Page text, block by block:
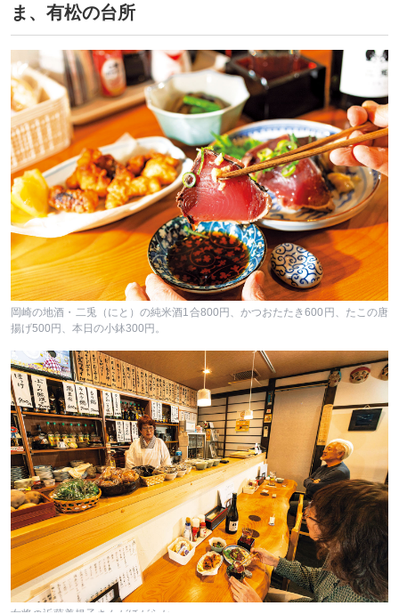
ま、有松の台所
岡崎の地酒・二兎（にと）の純米酒1合800円、かつおたたき600円、たこの唐
揚げ500円、本日の小鉢300円。